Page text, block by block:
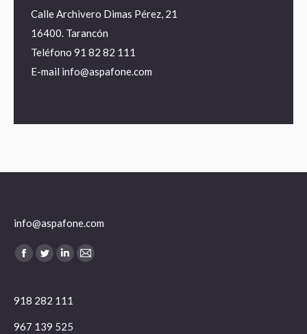
Calle Archivero Dimas Pérez, 21
16400. Tarancón
Teléfono 91 82 82 111
E-mail info@aspafone.com
info@aspafone.com
Encuéntranos en:
Facebook
TwitterLinkedin
Mail
918 282 111
967 139 525